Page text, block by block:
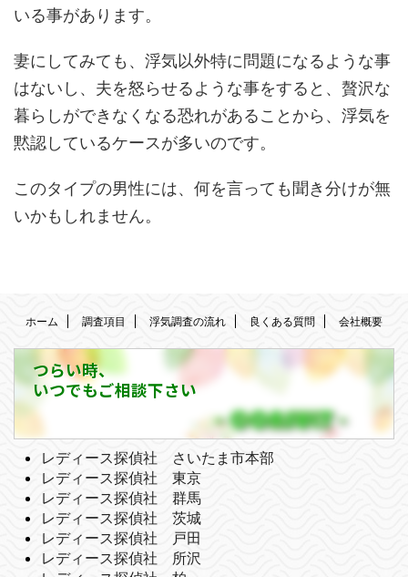
いる事があります。
妻にしてみても、浮気以外特に問題になるような事
はないし、夫を怒らせるような事をすると、贅沢な
暮らしができなくなる恐れがあることから、浮気を
黙認しているケースが多いのです。
このタイプの男性には、何を言っても聞き分けが無
いかもしれません。
ホーム 調査項目 浮気調査の流れ 良くある質問 会社概要
つらい時、
いつでもご相談下さい
レディース探偵社 さいたま市本部
レディース探偵社 東京
レディース探偵社 群馬
レディース探偵社 茨城
レディース探偵社 戸田
レディース探偵社 所沢